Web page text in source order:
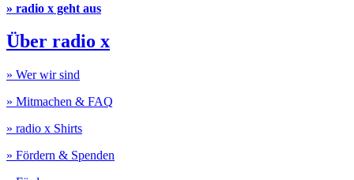
» radio x geht aus
Über radio x
» Wer wir sind
» Mitmachen & FAQ
» radio x Shirts
» Fördern & Spenden